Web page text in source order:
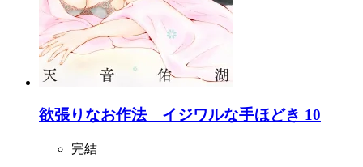
欲張りなお作法 イジワルな手ほどき 10
完結